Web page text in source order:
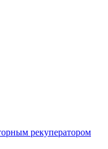
рекуператором